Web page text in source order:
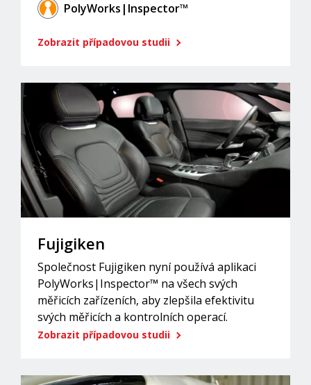
PolyWorks|Inspector™
Zobrazit případovou studii
Fujigiken
Společnost Fujigiken nyní používá aplikaci
PolyWorks|Inspector™ na všech svých
měřicích zařízeních, aby zlepšila efektivitu
svých měřicích a kontrolních operací.
Zobrazit případovou studii